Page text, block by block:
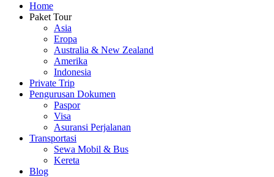
Home
Paket Tour
Asia
Eropa
Australia & New Zealand
Amerika
Indonesia
Private Trip
Pengurusan Dokumen
Paspor
Visa
Asuransi Perjalanan
Transportasi
Sewa Mobil & Bus
Kereta
Blog